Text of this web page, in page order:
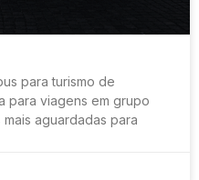
para turismo de
para viagens em grupo
aguardadas para